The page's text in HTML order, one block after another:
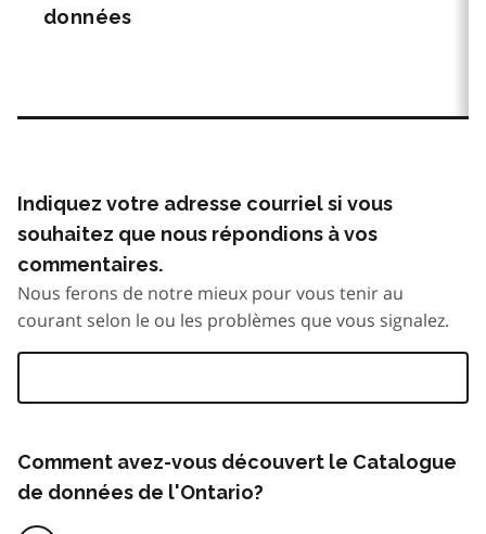
données
Indiquez votre adresse courriel si vous
souhaitez que nous répondions à vos
commentaires.
Nous ferons de notre mieux pour vous tenir au
courant selon le ou les problèmes que vous signalez.
Comment avez-vous découvert le Catalogue
de données de l'Ontario?